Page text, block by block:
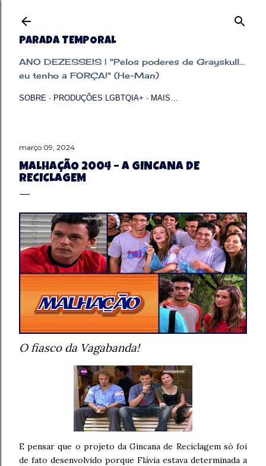
PARADA TEMPORAL
ANO DEZESSEIS | "Pelos poderes de Grayskull...
eu tenho a FORÇA!" (He-Man)
SOBRE PRODUÇÕES LGBTQIA+ MAIS…
março 09, 2024
MALHAÇÃO 2004 – A GINCANA DE
RECICLAGEM
O fiasco da Vagabanda!
E pensar que o projeto da Gincana de Reciclagem só foi
de fato desenvolvido porque Flávia estava determinada a